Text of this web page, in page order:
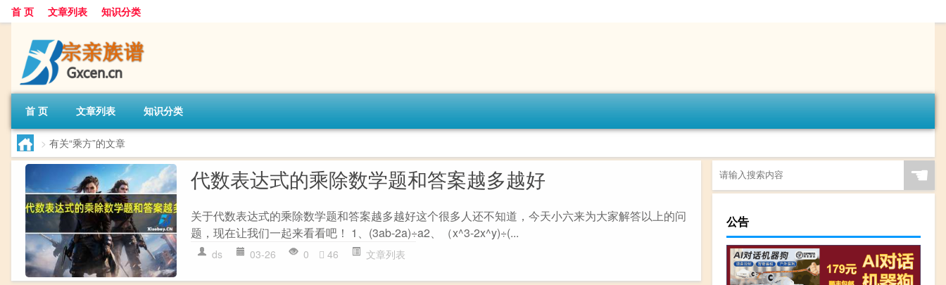
首 页 文章列表 知识分类
首 页 文章列表 知识分类
> 有关“乘方”的文章
代数表达式的乘除数学题和答案越多越好
关于代数表达式的乘除数学题和答案越多越好这个很多人还不知道，今天小六来为大家解答以上的问
题，现在让我们一起来看看吧！ 1、(3ab-2a)÷a2、（x^3-2x^y)÷(...
ds 03-26 0 46 文章列表
☚
公告